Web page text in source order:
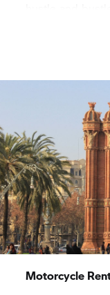
your
motorbike
mountain
tour through
Motorcycle